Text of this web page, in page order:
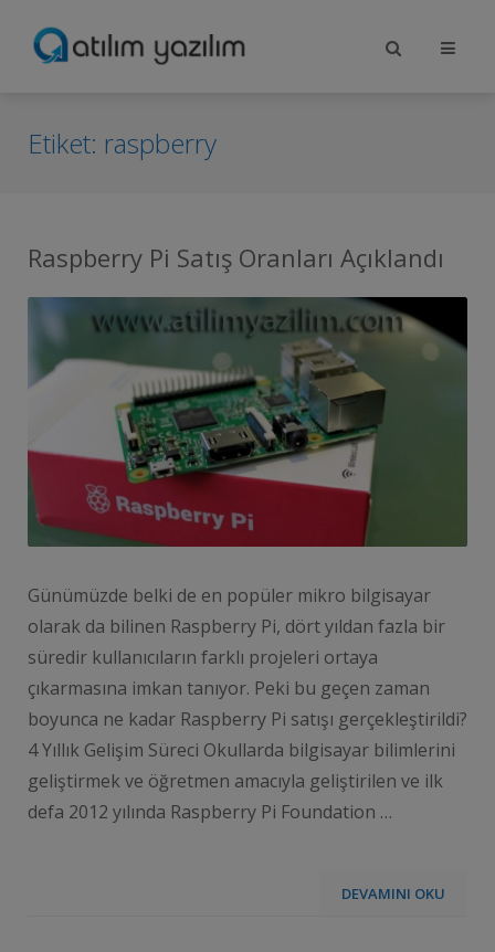
Etiket: raspberry
Raspberry Pi Satış Oranları Açıklandı
Günümüzde belki de en popüler mikro bilgisayar
olarak da bilinen Raspberry Pi, dört yıldan fazla bir
süredir kullanıcıların farklı projeleri ortaya
çıkarmasına imkan tanıyor. Peki bu geçen zaman
boyunca ne kadar Raspberry Pi satışı gerçekleştirildi?
4 Yıllık Gelişim Süreci Okullarda bilgisayar bilimlerini
geliştirmek ve öğretmen amacıyla geliştirilen ve ilk
defa 2012 yılında Raspberry Pi Foundation …
DEVAMINI OKU